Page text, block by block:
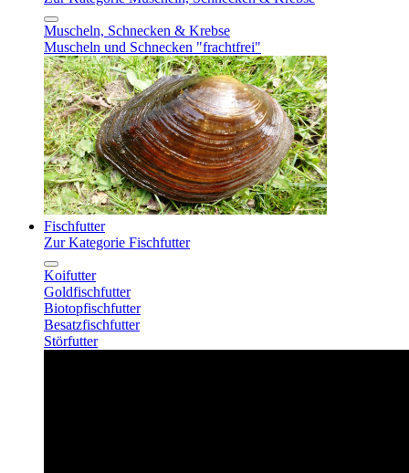
Muscheln, Schnecken & Krebse
Muscheln und Schnecken "frachtfrei"
Fischfutter
Zur Kategorie Fischfutter
Koifutter
Goldfischfutter
Biotopfischfutter
Besatzfischfutter
Störfutter